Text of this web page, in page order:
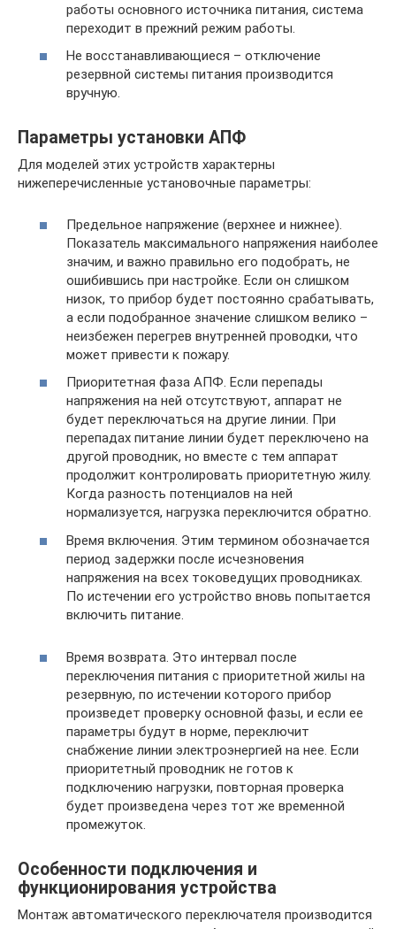
работы основного источника питания, система
переходит в прежний режим работы.
Не восстанавливающиеся – отключение
резервной системы питания производится
вручную.
Параметры установки АПФ
Для моделей этих устройств характерны
нижеперечисленные установочные параметры:
Предельное напряжение (верхнее и нижнее).
Показатель максимального напряжения наиболее
значим, и важно правильно его подобрать, не
ошибившись при настройке. Если он слишком
низок, то прибор будет постоянно срабатывать,
а если подобранное значение слишком велико –
неизбежен перегрев внутренней проводки, что
может привести к пожару.
Приоритетная фаза АПФ. Если перепады
напряжения на ней отсутствуют, аппарат не
будет переключаться на другие линии. При
перепадах питание линии будет переключено на
другой проводник, но вместе с тем аппарат
продолжит контролировать приоритетную жилу.
Когда разность потенциалов на ней
нормализуется, нагрузка переключится обратно.
Время включения. Этим термином обозначается
период задержки после исчезновения
напряжения на всех токоведущих проводниках.
По истечении его устройство вновь попытается
включить питание.
Время возврата. Это интервал после
переключения питания с приоритетной жилы на
резервную, по истечении которого прибор
произведет проверку основной фазы, и если ее
параметры будут в норме, переключит
снабжение линии электроэнергией на нее. Если
приоритетный проводник не готов к
подключению нагрузки, повторная проверка
будет произведена через тот же временной
промежуток.
Особенности подключения и
функционирования устройства
Монтаж автоматического переключателя производится